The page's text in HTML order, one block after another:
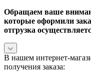
Обращаем ваше
которые оформили
отгрузка
В нашем интернет-
получения заказа: